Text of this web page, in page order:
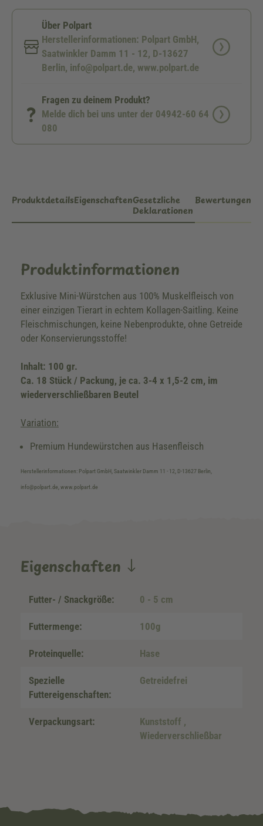
Über Polpart
Herstellerinformationen: Polpart GmbH,
Saatwinkler Damm 11 - 12, D-13627
Berlin, info@polpart.de, www.polpart.de
Fragen zu deinem Produkt?
Melde dich bei uns unter der 04942-60 64
080
ProduktdetailsEigenschaftenGesetzliche
Deklarationen
Bewertungen
Produktinformationen
Exklusive Mini-Würstchen aus 100% Muskelfleisch von
einer einzigen Tierart in echtem Kollagen-Saitling. Keine
Fleischmischungen, keine Nebenprodukte, ohne Getreide
oder Konservierungsstoffe!
Inhalt: 100 gr.
Ca. 18 Stück / Packung, je ca. 3-4 x 1,5-2 cm, im
wiederverschließbaren Beutel
Variation:
Premium Hundewürstchen aus Hasenfleisch
Herstellerinformationen: Polpart GmbH, Saatwinkler Damm 11 - 12, D-13627 Berlin,
info@polpart.de, www.polpart.de
Eigenschaften
Futter- / Snackgröße: 0 - 5 cm
Futtermenge: 100g
Proteinquelle: Hase
Spezielle
Futtereigenschaften:
Getreidefrei
Verpackungsart: Kunststoff ,
Wiederverschließbar